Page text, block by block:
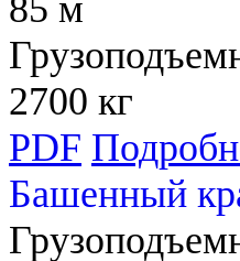
85 м
2700 кг
PDF
Башенный